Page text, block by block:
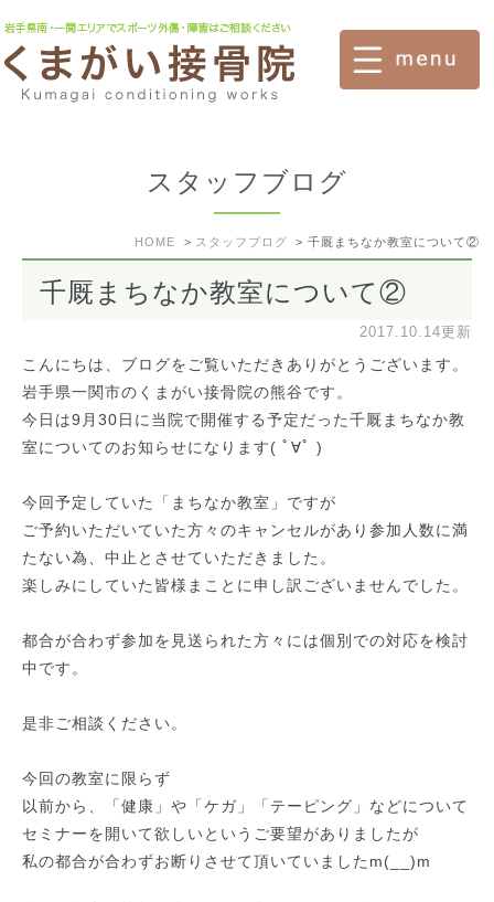
スタッフブログ
HOME スタッフブログ 千厩まちなか教室について②
千厩まちなか教室について②
2017.10.14更新
こんにちは、ブログをご覧いただきありがとうございます。
岩手県一関市のくまがい接骨院の熊谷です。
今日は9月30日に当院で開催する予定だった千厩まちなか教
室についてのお知らせになります( ﾟ∀ﾟ )
今回予定していた「まちなか教室」ですが
ご予約いただいていた方々のキャンセルがあり参加人数に満
たない為、中止とさせていただきました。
楽しみにしていた皆様まことに申し訳ございませんでした。
都合が合わず参加を見送られた方々には個別での対応を検討
中です。
是非ご相談ください。
今回の教室に限らず
以前から、「健康」や「ケガ」「テーピング」などについて
セミナーを開いて欲しいというご要望がありましたが
私の都合が合わずお断りさせて頂いていましたm(__)m